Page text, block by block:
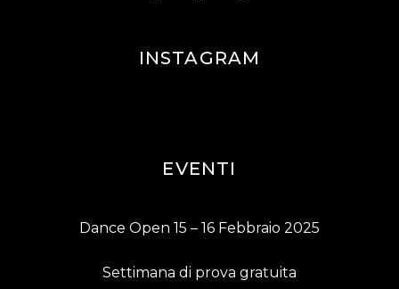
INSTAGRAM
EVENTI
Dance Open 15 – 16 Febbraio 2025
Settimana di prova gratuita